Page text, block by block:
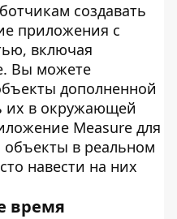
создавать
приложения с
включая
Вы можете
дополненной
их в окружающей
Measure для
объекты в реальном
навести на них
время